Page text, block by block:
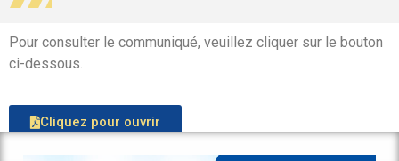
Pour consulter le communiqué, veuillez cliquer sur le bouton
ci-dessous.
Cliquez pour ouvrir